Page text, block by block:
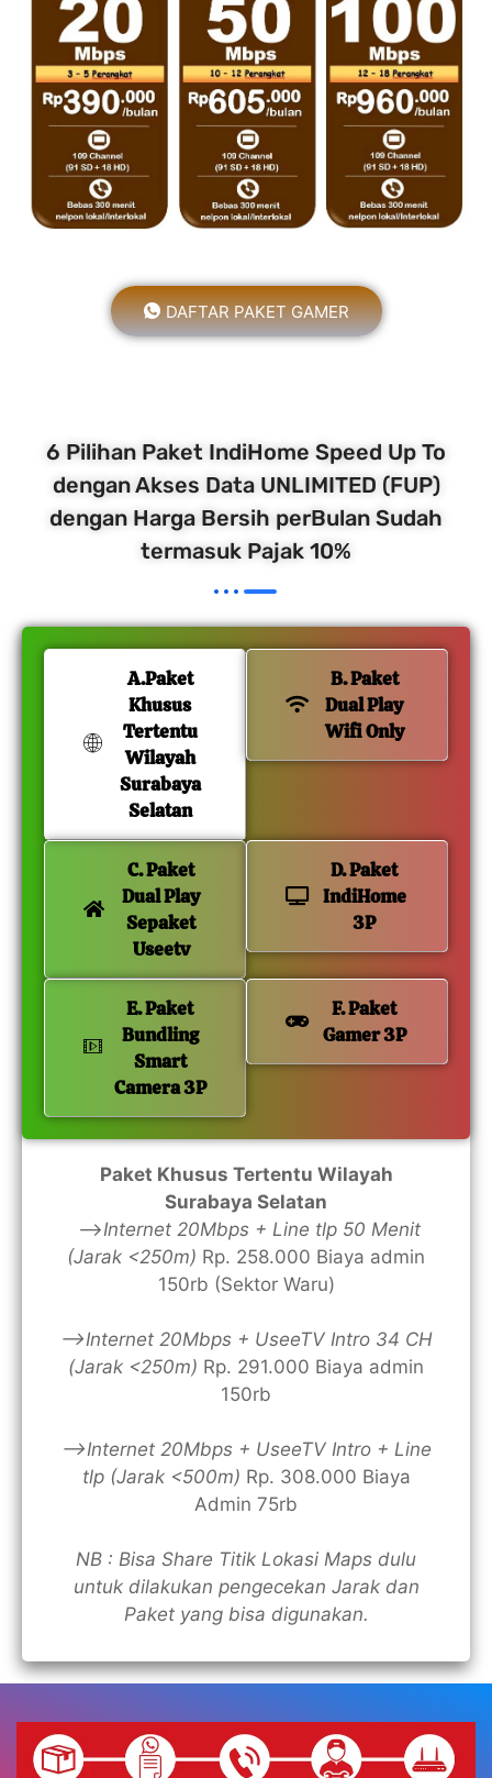
DAFTAR PAKET GAMER
6 Pilihan Paket IndiHome Speed Up To
dengan Akses Data UNLIMITED (FUP)
dengan Harga Bersih perBulan Sudah
termasuk Pajak 10%
A.Paket
Khusus
Tertentu
Wilayah
Surabaya
Selatan
B. Paket
Dual Play
Wifi Only
C. Paket
Dual Play
Sepaket
Useetv
D. Paket
IndiHome
3P
E. Paket
Bundling
Smart
Camera 3P
F. Paket
Gamer 3P
Paket Khusus Tertentu Wilayah
Surabaya Selatan
—>Internet 20Mbps + Line tlp 50 Menit
(Jarak <250m) Rp. 258.000 Biaya admin
150rb (Sektor Waru)
—>Internet 20Mbps + UseeTV Intro 34 CH
(Jarak <250m) Rp. 291.000 Biaya admin
150rb
—>Internet 20Mbps + UseeTV Intro + Line
tlp (Jarak <500m) Rp. 308.000 Biaya
Admin 75rb
NB : Bisa Share Titik Lokasi Maps dulu
untuk dilakukan pengecekan Jarak dan
Paket yang bisa digunakan.